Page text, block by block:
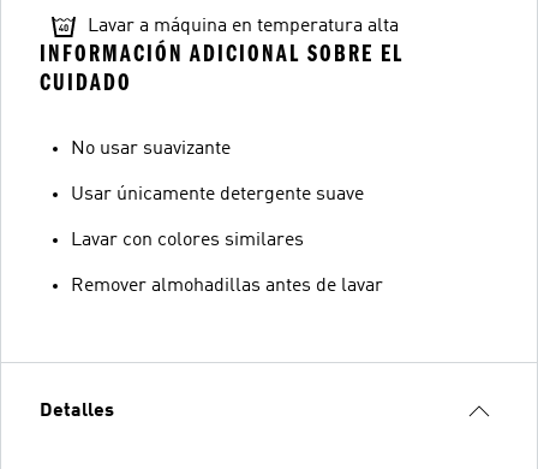
Lavar a máquina en temperatura alta
INFORMACIÓN ADICIONAL SOBRE EL
CUIDADO
No usar suavizante
Usar únicamente detergente suave
Lavar con colores similares
Remover almohadillas antes de lavar
Detalles